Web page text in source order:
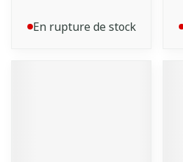
En rupture de stock